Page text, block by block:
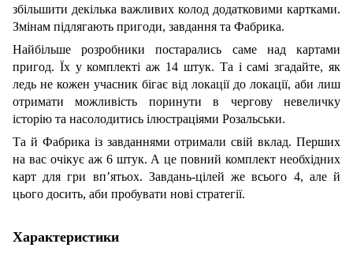
збільшити декілька важливих колод додатковими картками.
Змінам підлягають пригоди, завдання та Фабрика.
Найбільше розробники постарались саме над картами
пригод. Їх у комплекті аж 14 штук. Та і самі згадайте, як
ледь не кожен учасник бігає від локації до локації, аби лиш
отримати можливість поринути в чергову невеличку
історію та насолодитись ілюстраціями Розальськи.
Та й Фабрика із завданнями отримали свій вклад. Перших
на вас очікує аж 6 штук. А це повний комплект необхідних
карт для гри вп’ятьох. Завдань-цілей же всього 4, але й
цього досить, аби пробувати нові стратегії.
Характеристики